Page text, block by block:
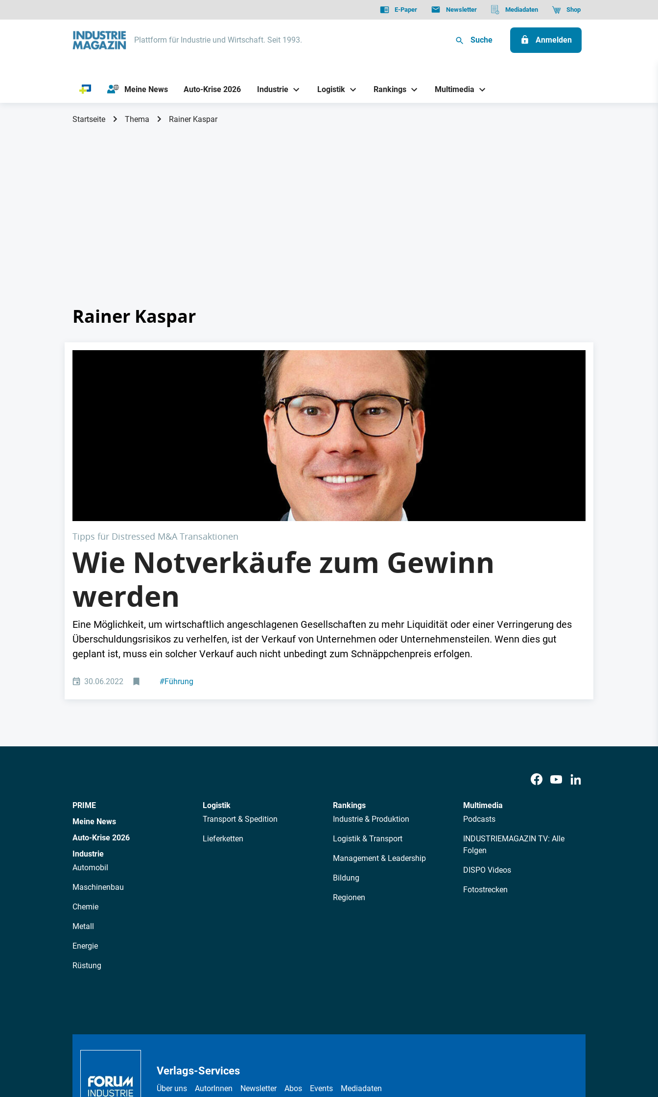
E-Paper Newsletter Mediadaten Shop
Plattform für Industrie und Wirtschaft. Seit 1993. Suche Anmelden
Meine News Auto-Krise 2026 Industrie Logistik Rankings Multimedia
Startseite Thema Rainer Kaspar
Rainer Kaspar
Tipps für Distressed M&A Transaktionen
Wie Notverkäufe zum Gewinn
werden
Eine Möglichkeit, um wirtschaftlich angeschlagenen Gesellschaften zu mehr Liquidität oder einer Verringerung des
Überschuldungsrisikos zu verhelfen, ist der Verkauf von Unternehmen oder Unternehmensteilen. Wenn dies gut
geplant ist, muss ein solcher Verkauf auch nicht unbedingt zum Schnäppchenpreis erfolgen.
30.06.2022 #Führung
PRIME
Meine News
Auto-Krise 2026
Industrie
Automobil
Maschinenbau
Chemie
Metall
Energie
Rüstung
Logistik
Transport & Spedition
Lieferketten
Rankings
Industrie & Produktion
Logistik & Transport
Management & Leadership
Bildung
Regionen
Multimedia
Podcasts
INDUSTRIEMAGAZIN TV: Alle
Folgen
DISPO Videos
Fotostrecken
Verlags-Services
Über uns AutorInnen Newsletter Abos Events Mediadaten